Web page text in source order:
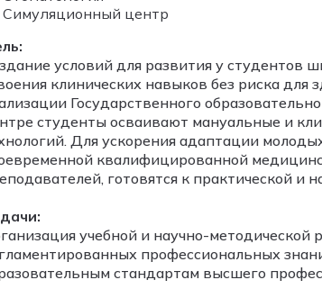
Симуляционный центр
условий для развития у студентов
клинических навыков без риска для
Государственного
студенты осваивают мануальные и
Для ускорения адаптации
квалифицированной
готовятся к практической и
учебной и научно-методической
профессиональных
стандартам высшего